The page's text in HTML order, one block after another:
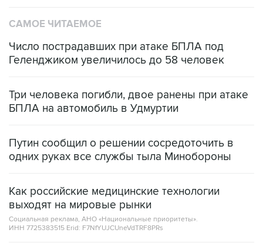
САМОЕ ЧИТАЕМОЕ
Число пострадавших при атаке БПЛА под
Геленджиком увеличилось до 58 человек
Три человека погибли, двое ранены при атаке
БПЛА на автомобиль в Удмуртии
Путин сообщил о решении сосредоточить в
одних руках все службы тыла Минобороны
Как российские медицинские технологии
выходят на мировые рынки
Социальная реклама, АНО «Национальные приоритеты».
ИНН 7725383515 Erid: F7NfYUJCUneVdTRF8PRs